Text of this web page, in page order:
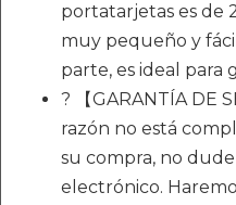
portatarjetas es de
muy pequeño y
parte, es ideal para
? 【GARANTÍA DE
razón no está
su compra, no
electrónico.